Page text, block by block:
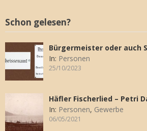
Schon gelesen?
Bürgermeister oder auch
In: Personen
25/10/2023
Häfler Fischerlied – Petri
In: Personen, Gewerbe
06/05/2021